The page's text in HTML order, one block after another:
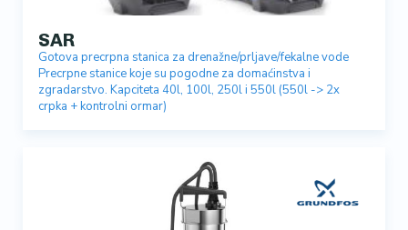
SAR
Gotova precrpna stanica za drenažne/prljave/fekalne vode
Precrpne stanice koje su pogodne za domaćinstva i
zgradarstvo. Kapciteta 40l, 100l, 250l i 550l (550l -> 2x
crpka + kontrolni ormar)